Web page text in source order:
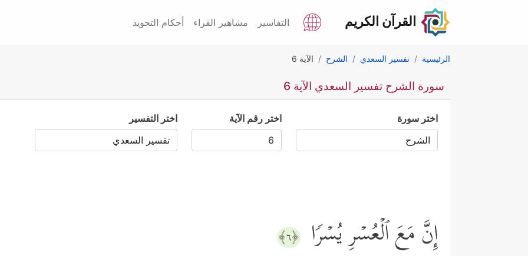
القرآن الكريم التفاسير مشاهير القراء أحكام التجويد
الرئيسية تفسير السعدي الشرح الآية 6
سورة الشرح تفسير السعدي الآية 6
اختر سورة اختر رقم الآية اختر التفسير
إِنَّ مَعَ ٱلۡعُسۡرِ یُسۡرࣰا ﴿٦﴾